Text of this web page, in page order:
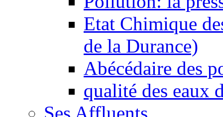
Etat Chimique
de la Durance)
Abécédaire des
qualité des eaux